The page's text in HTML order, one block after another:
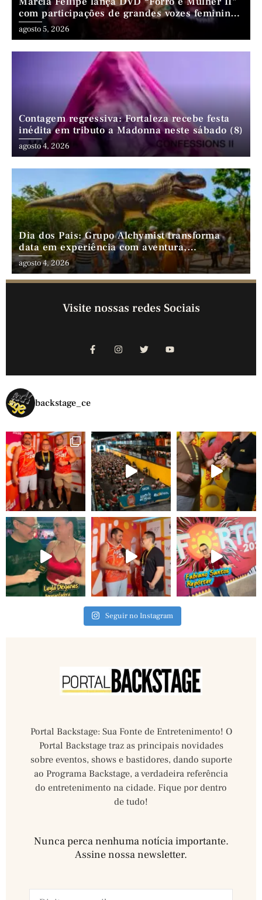
com participações de grandes vozes femininas
do forró
agosto 5, 2026
Contagem regressiva: Fortaleza recebe festa
inédita em tributo a Madonna neste sábado (8)
agosto 4, 2026
Dia dos Pais: Grupo Alchymist transforma
data em experiência com aventura,
gastronomia e lazer em família
agosto 4, 2026
Visite nossas redes Sociais
backstage_ce
Seguir no Instagram
Portal Backstage: Sua Fonte de Entretenimento! O
Portal Backstage traz as principais novidades
sobre eventos, shows e bastidores, dando suporte
ao Programa Backstage, a verdadeira referência
do entretenimento na cidade. Fique por dentro
de tudo!
Nunca perca nenhuma notícia importante.
Assine nossa newsletter.​